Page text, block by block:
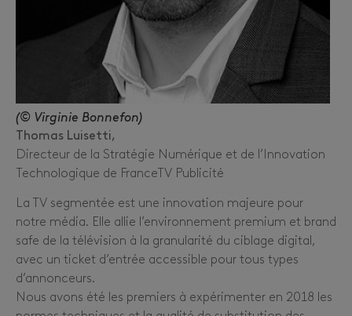
(© Virginie Bonnefon)
Thomas Luisetti,
Directeur de la Stratégie Numérique et de l’Innovation
Technologique de FranceTV Publicité
La TV segmentée est une innovation majeure pour
notre média. Elle allie l’environnement premium et brand
safe de la télévision à la granularité du ciblage digital,
avec un ticket d’entrée accessible pour tous types
d’annonceurs.
Nous avons été les premiers à expérimenter en 2018 les